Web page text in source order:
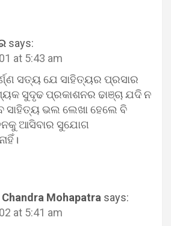
says:
at 5:43 am
ସତ୍ୟ ଯେ ସାହିତ୍ୟର ପ୍ରସାର
ସୁଦୃଢ ପ୍ରକାଶନର ଢାଞ୍ଚା ଯଦି ନ
ସାହିତ୍ୟ ଭଲ ଲେଖା ହେଲେ ବି
ଆସିବାର ସୁଯୋଗ
Chandra Mohapatra says:
at 5:41 am